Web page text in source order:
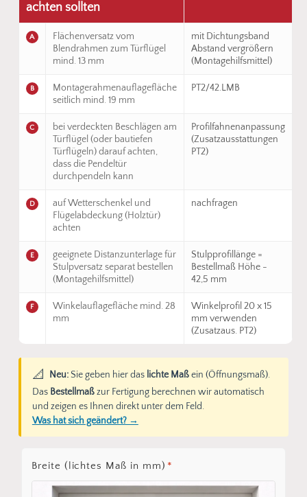
achten sollten
A
Flächenversatz vom
Blendrahmen zum Türflügel
mind. 13 mm
mit Dichtungsband
Abstand vergrößern
(Montagehilfsmittel)
B
Montagerahmenauflagefläche
seitlich mind. 19 mm
PT2/42.LMB
C
bei verdeckten Beschlägen am
Türflügel (oder bautiefen
Türflügeln) darauf achten,
dass die Pendeltür
durchpendeln kann
Profilfahnenanpassung
(Zusatzausstattungen
PT2)
D
auf Wetterschenkel und
Flügelabdeckung (Holztür)
achten
nachfragen
E
geeignete Distanzunterlage für
Stulpversatz separat bestellen
(Montagehilfsmittel)
Stulpprofillänge =
Bestellmaß Höhe -
42,5 mm
F
Winkelauflagefläche mind. 28
mm
Winkelprofil 20 x 15
mm verwenden
(Zusatzaus. PT2)
📐 Neu:Sie geben hier das lichte Maßein (Öffnungsmaß).
Das Bestellmaßzur Fertigung berechnen wir automatisch
und zeigen es Ihnen direkt unter dem Feld.
Was hat sich geändert? →
Breite (lichtes Maß in mm) *